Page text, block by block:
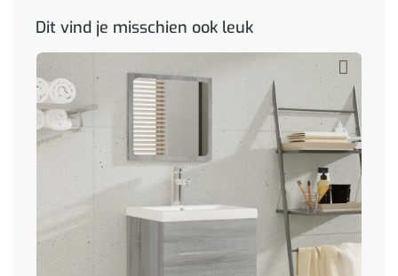
Dit vind je misschien ook leuk